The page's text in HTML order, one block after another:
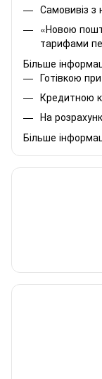
Самовивіз
«Новою
тарифами
Більше
Готівкою
Кредитною
На
Більше